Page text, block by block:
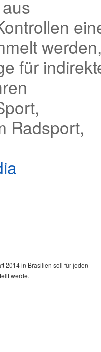
für
Radsport,
2014 in Brasilien soll für jeden
werde.
auf Kritik an seiner
und kündigt an, noch